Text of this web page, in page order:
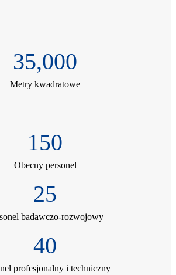
35,000
Metry kwadratowe
150
Obecny personel
25
badawczo-rozwojowy
40
profesjonalny i techniczny